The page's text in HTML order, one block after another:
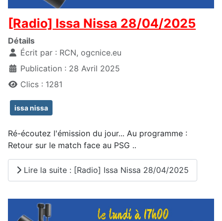
[Radio] Issa Nissa 28/04/2025
Détails
Écrit par : RCN, ogcnice.eu
Publication : 28 Avril 2025
Clics : 1281
issa nissa
Ré-écoutez l'émission du jour... Au programme :
Retour sur le match face au PSG ..
Lire la suite : [Radio] Issa Nissa 28/04/2025